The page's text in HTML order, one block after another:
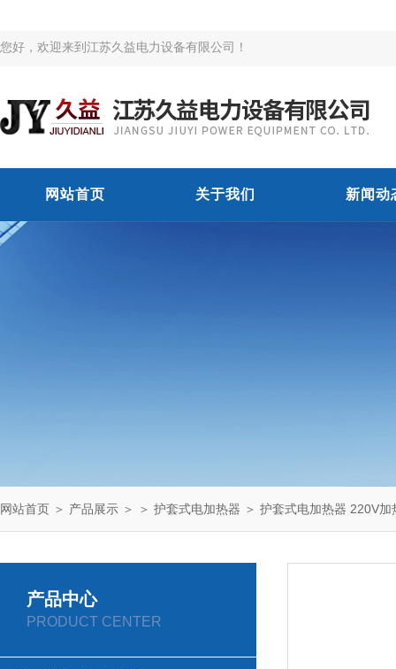
您好，欢迎来到江苏久益电力设备有限公司！
网站首页 关于我们 新闻动
网站首页 ＞ 产品展示 ＞ ＞ 护套式电加热器 ＞ 护套式电加热器 220V加
产品中心
PRODUCT CENTER